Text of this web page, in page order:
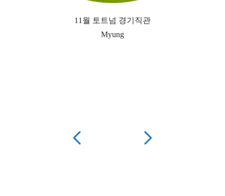
11월 토트넘 경기직관
Myung